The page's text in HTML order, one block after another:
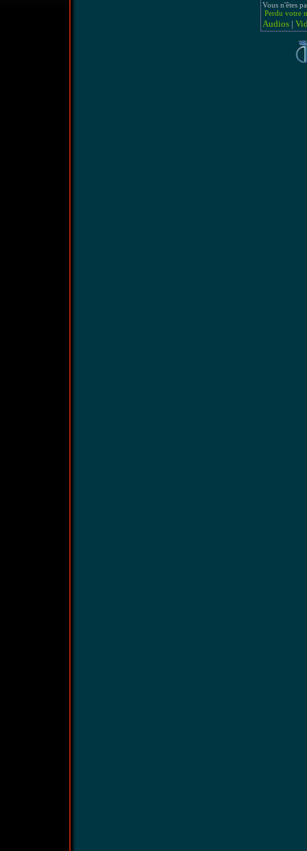
Vous n'êtes
Perdu votre
Audios|